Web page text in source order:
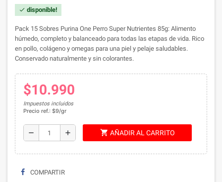
check disponible!
Pack 15 Sobres Purina One Perro Super Nutrientes 85g: Alimento
húmedo, completo y balanceado para todas las etapas de vida. Rico
en pollo, colágeno y omegas para una piel y pelaje saludables.
Conservado naturalmente y sin colorantes.
$10.990
Impuestos incluidos
Precio ref.: $9/gr
remove add shopping_cart AÑADIR AL CARRITO
COMPARTIR